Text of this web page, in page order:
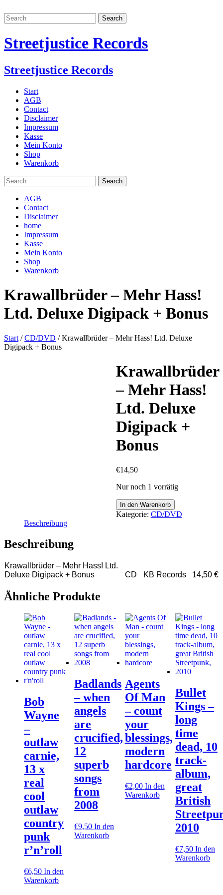
Streetjustice Records
Streetjustice Records
Start
AGB
Contact
Disclaimer
Impressum
Kasse
Mein Konto
Shop
Warenkorb
AGB
Contact
Disclaimer
home
Impressum
Kasse
Mein Konto
Shop
Warenkorb
Krawallbrüder – Mehr Hass!
Ltd. Deluxe Digipack + Bonus
Start /CD/DVD / Krawallbrüder – Mehr Hass! Ltd. Deluxe
Digipack + Bonus
Krawallbrüder
– Mehr Hass!
Ltd. Deluxe
Digipack +
Bonus
€14,50
Nur noch 1 vorrätig
Krawallbrüder
–
Mehr
+
Bonus
In den Warenkorb
Kategorie: CD/DVD
Beschreibung
Beschreibung
Krawallbrüder – Mehr Hass! Ltd.
Deluxe Digipack + Bonus
CD KB Records 14,50 €
Ähnliche Produkte
Bob
Wayne
–
outlaw
carnie,
13 x
real
cool
outlaw
country
punk
r’n’roll
€6,50 In den
Warenkorb
Badlands
– when
angels
are
crucified,
12
superb
songs
from
2008
€9,50 In den
Warenkorb
Agents
Of Man
– count
your
blessings,
modern
hardcore
€2,00 In den
Warenkorb
Bullet
Kings –
long
time
dead, 10
track-
album,
great
British
2010
€7,50 In den
Warenkorb